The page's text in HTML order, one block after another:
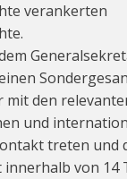
verankerten
mit den
und
treten und
von 14